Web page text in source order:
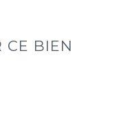
CE BIEN